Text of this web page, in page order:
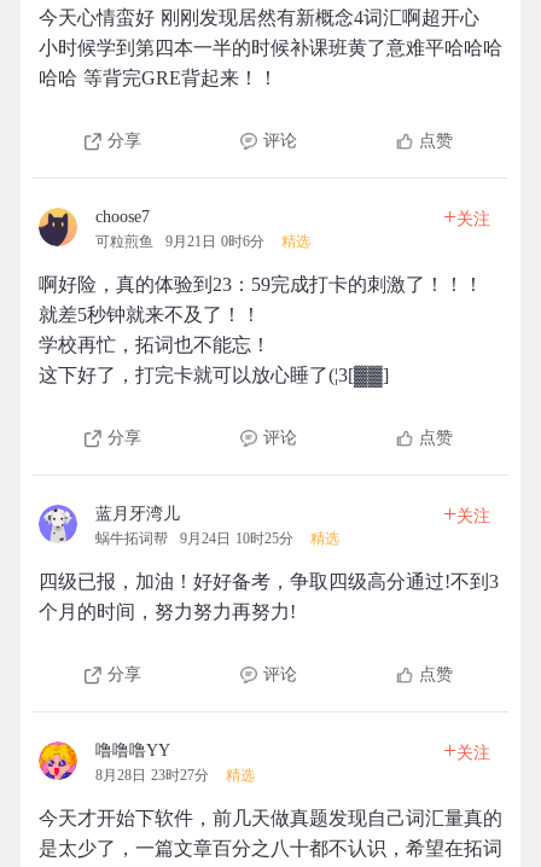
今天心情蛮好 刚刚发现居然有新概念4词汇啊超开心
小时候学到第四本一半的时候补课班黄了意难平哈哈哈
哈哈 等背完GRE背起来！！
分享 评论 点赞
choose7
可粒煎鱼 9月21日 0时6分 精选
+关注
啊好险，真的体验到23：59完成打卡的刺激了！！！
就差5秒钟就来不及了！！
学校再忙，拓词也不能忘！
这下好了，打完卡就可以放心睡了(¦3[▓▓]
分享 评论 点赞
蓝月牙湾儿
蜗牛拓词帮 9月24日 10时25分 精选
+关注
四级已报，加油！好好备考，争取四级高分通过!不到3
个月的时间，努力努力再努力!
分享 评论 点赞
噜噜噜YY
8月28日 23时27分 精选
+关注
今天才开始下软件，前几天做真题发现自己词汇量真的
是太少了，一篇文章百分之八十都不认识，希望在拓词